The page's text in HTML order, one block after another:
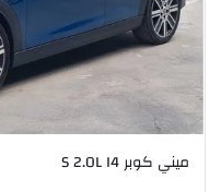
ميني كوبر S 2.0L I4